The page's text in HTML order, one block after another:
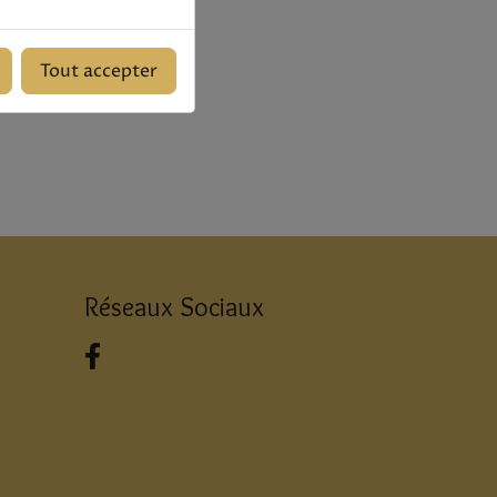
€
Réseaux Sociaux
Tout accepter